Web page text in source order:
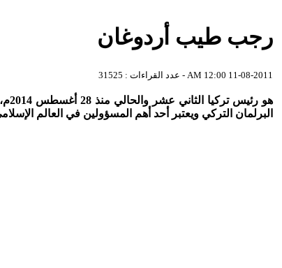
رجب طيب أردوغان
11-08-2011 12:00 AM - عدد القراءات : 31525
البرلمان التركي ويعتبر أحد أهم المسؤولين في العالم